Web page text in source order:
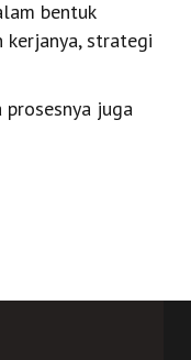
bentuk
kerjanya, strategi
prosesnya juga